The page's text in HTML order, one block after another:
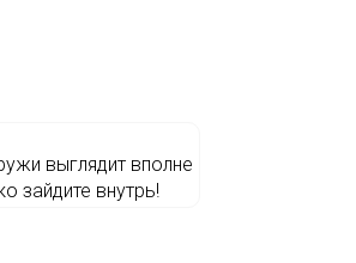
выглядит вполне
зайдите внутрь!